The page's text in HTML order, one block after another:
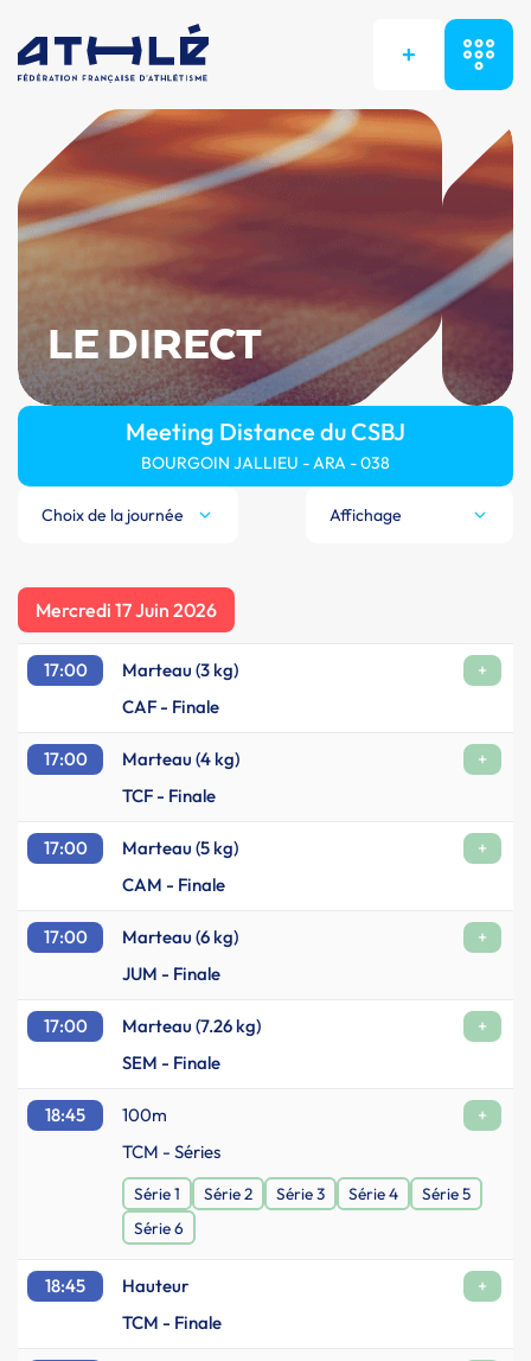
+
LE DIRECT
Meeting Distance du CSBJ
BOURGOIN JALLIEU - ARA - 038
Choix de la journée Affichage
Mercredi 17 Juin 2026
17:00 Marteau (3 kg)
+
CAF - Finale
17:00 Marteau (4 kg)
+
TCF - Finale
17:00 Marteau (5 kg)
+
CAM - Finale
17:00 Marteau (6 kg)
+
JUM - Finale
17:00 Marteau (7.26 kg)
+
SEM - Finale
18:45 100m
+
TCM - Séries
Série 1 Série 2 Série 3 Série 4
Série 5
Série 6
18:45 Hauteur
+
TCM - Finale